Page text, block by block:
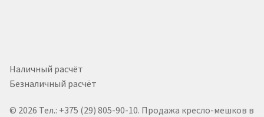
Наличный расчёт
Безналичный расчёт
© 2026 Тел.: +375 (29) 805-90-10. Продажа кресло-мешков в